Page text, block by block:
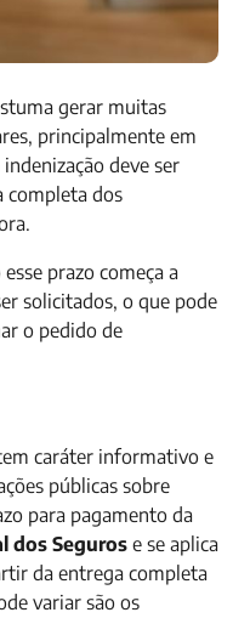
gerar muitas
principalmente em
deve ser
completa dos
prazo começa a
solicitados, o que pode
o pedido de
caráter informativo e
públicas sobre
para pagamento da
dos Seguros e se aplica
da entrega completa
variar são os